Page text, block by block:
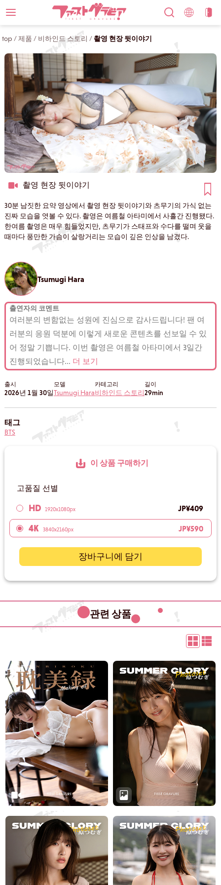
top /제품 / 비하인드 스토리 / 촬영 현장 뒷이야기
촬영 현장 뒷이야기
30분 남짓한 요약 영상에서 촬영 현장 뒷이야기와 츠무기의 가식 없는
진짜 모습을 엿볼 수 있다. 촬영은 여름철 아타미에서 사흘간 진행됐다.
한여름 촬영은 매우 힘들었지만, 츠무기가 스태프와 수다를 떨며 웃을
때마다 풍만한 가슴이 살랑거리는 모습이 깊은 인상을 남겼다.
Tsumugi Hara
출연자의 코멘트
여러분의 변함없는 성원에 진심으로 감사드립니다! 팬 여
러분의 응원 덕분에 이렇게 새로운 콘텐츠를 선보일 수 있
어 정말 기쁩니다. 이번 촬영은 여름철 아타미에서 3일간
진행되었습니다... 더 보기
출시
2026년 1월 30일
모델
Tsumugi Hara
카테고리
비하인드 스토리
길이
29min
태그
BTS
이 상품 구매하기
고품질 선별
HD 1920x1080px JP¥409
4K 3840x2160px JP¥590
장바구니에 담기
관련 상품